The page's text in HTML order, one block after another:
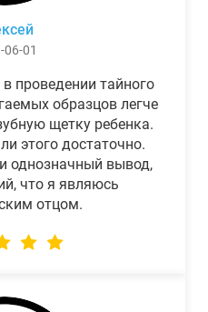
06-01
проведении тайного
образцов легче
щетку ребенка.
этого достаточно.
однозначный вывод,
что я являюсь
отцом.